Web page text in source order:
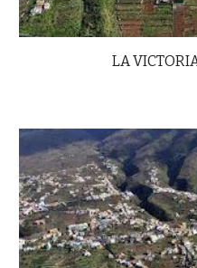
LA